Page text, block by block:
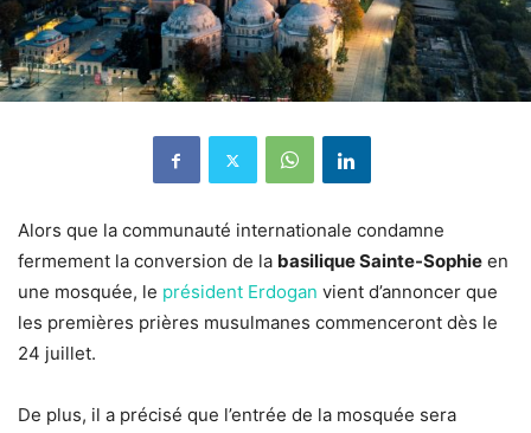
Alors que la communauté internationale condamne
fermement la conversion de la basilique Sainte-Sophie en
une mosquée, le président Erdogan vient d’annoncer que
les premières prières musulmanes commenceront dès le
24 juillet.
De plus, il a précisé que l’entrée de la mosquée sera